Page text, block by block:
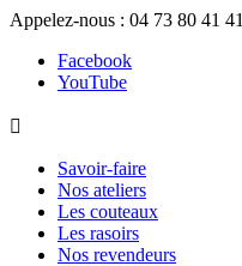
Appelez-nous : 04 73 80 41 41
Facebook
YouTube

Savoir-faire
Nos ateliers
Les couteaux
Les rasoirs
Nos revendeurs